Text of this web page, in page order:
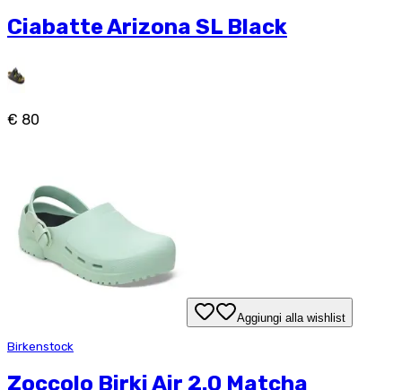
Ciabatte Arizona SL Black
€ 80
Aggiungi alla wishlist
Birkenstock
Zoccolo Birki Air 2.0 Matcha